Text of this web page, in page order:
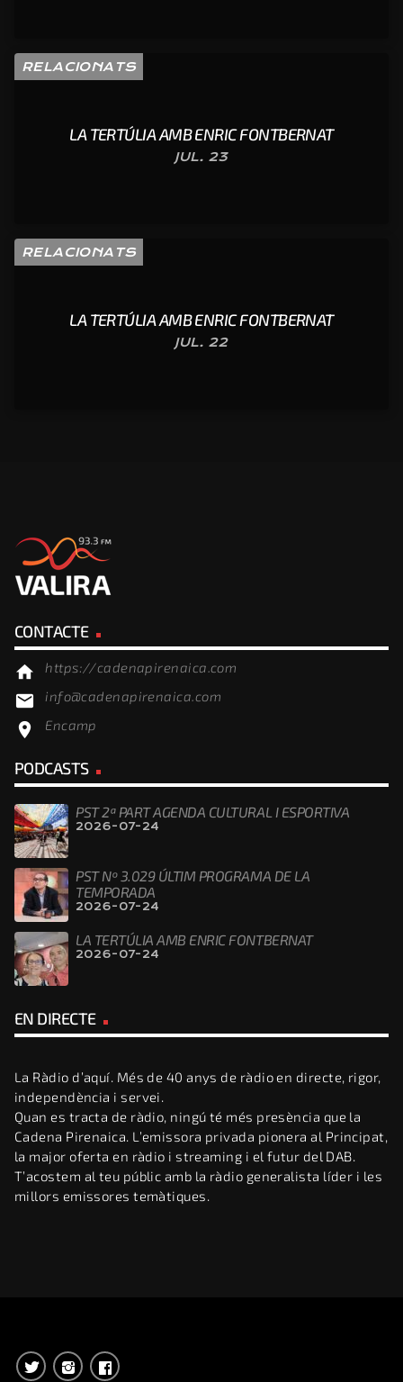
RELACIONATS
LA TERTÚLIA AMB ENRIC FONTBERNAT
JUL. 23
RELACIONATS
LA TERTÚLIA AMB ENRIC FONTBERNAT
JUL. 22
CONTACTE
home https://cadenapirenaica.com
email info@cadenapirenaica.com
location_on Encamp
PODCASTS
PST 2ª PART AGENDA CULTURAL I ESPORTIVA
2026-07-24
PST Nº 3.029 ÚLTIM PROGRAMA DE LA
TEMPORADA
2026-07-24
LA TERTÚLIA AMB ENRIC FONTBERNAT
2026-07-24
EN DIRECTE
La Ràdio d’aquí. Més de 40 anys de ràdio en directe, rigor,
independència i servei.
Quan es tracta de ràdio, ningú té més presència que la
Cadena Pirenaica. L’emissora privada pionera al Principat,
la major oferta en ràdio i streaming i el futur del DAB.
T’acostem al teu públic amb la ràdio generalista líder i les
millors emissores temàtiques.